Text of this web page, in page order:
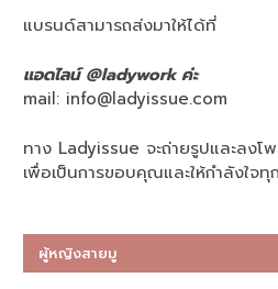
แบรนด์สามารถส่งมาให้ได้ที่
แอดไลน์ @ladywork ค่ะ
mail: info@ladyissue.com
ทาง Ladyissue จะถ่ายรูปและลง
เพื่อเป็นการขอบคุณและให้กำลังใจทุ
ผู้หญิงสายมู